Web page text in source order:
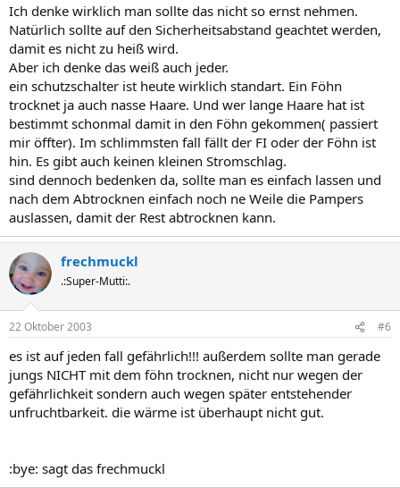
Ich denke wirklich man sollte das nicht so ernst nehmen.
Natürlich sollte auf den Sicherheitsabstand geachtet werden,
damit es nicht zu heiß wird.
Aber ich denke das weiß auch jeder.
ein schutzschalter ist heute wirklich standart. Ein Föhn
trocknet ja auch nasse Haare. Und wer lange Haare hat ist
bestimmt schonmal damit in den Föhn gekommen( passiert
mir öffter). Im schlimmsten fall fällt der FI oder der Föhn ist
hin. Es gibt auch keinen kleinen Stromschlag.
sind dennoch bedenken da, sollte man es einfach lassen und
nach dem Abtrocknen einfach noch ne Weile die Pampers
auslassen, damit der Rest abtrocknen kann.
frechmuckl
.:Super-Mutti:.
22 Oktober 2003 #6
es ist auf jeden fall gefährlich!!! außerdem sollte man gerade
jungs NICHT mit dem föhn trocknen, nicht nur wegen der
gefährlichkeit sondern auch wegen später entstehender
unfruchtbarkeit. die wärme ist überhaupt nicht gut.
:bye: sagt das frechmuckl